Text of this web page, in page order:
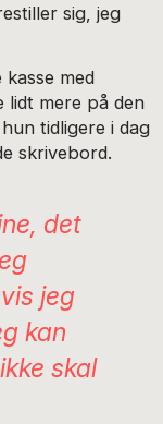
sig, jeg
med
mere på den
tidligere i dag
skrivebord.
det
jeg
kan
skal